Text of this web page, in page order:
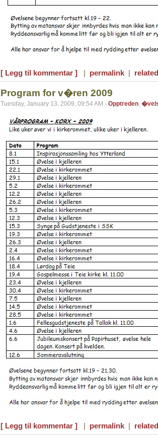
[ Legg til kommentar ] | permalink |
Program for v�ren 2009
Tuesday, January 13, 2009, 09:54 AM - Opptreden,
[ Legg til kommentar ] | permalink |